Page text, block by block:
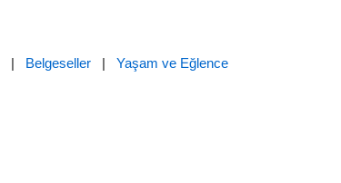
| Belgeseller | Yaşam ve Eğlence